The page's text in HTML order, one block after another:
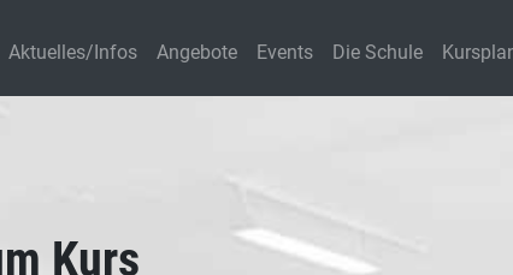
Aktuelles/Infos Angebote Events Die Schule
Kurs